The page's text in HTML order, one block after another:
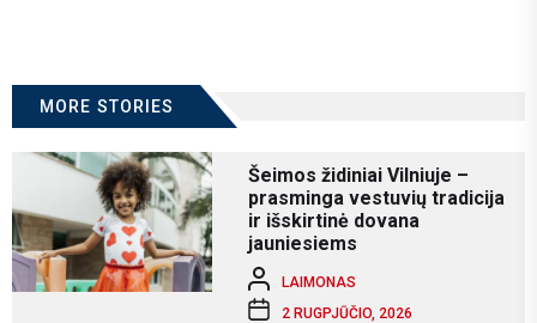
MORE STORIES
Šeimos židiniai Vilniuje –
prasminga vestuvių tradicija
ir išskirtinė dovana
jauniesiems
LAIMONAS
2 RUGPJŪČIO, 2026